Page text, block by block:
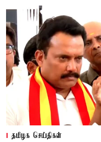
தமிழக செய்திகள்